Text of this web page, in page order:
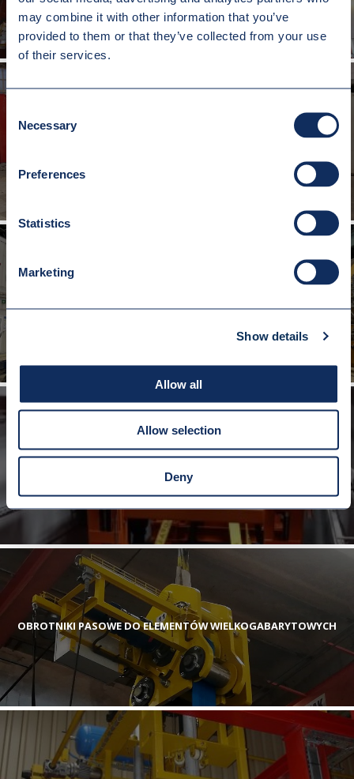
may combine it with other information that you’ve
provided to them or that they’ve collected from your use
of their services.
Selection
Necessary
Preferences
Statistics
Marketing
Show details
Allow all
Allow selection
Deny
OBROTNIKI PASOWE DO ELEMENTÓW WIELKOGABARYTOWYCH